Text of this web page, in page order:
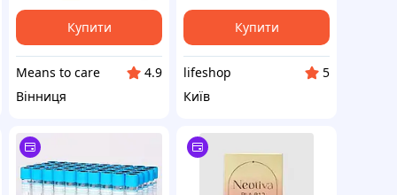
Купити
Means to care
4.9
Вінниця
Купити
lifeshop
5
Київ